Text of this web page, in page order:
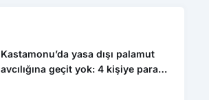
Kastamonu’da yasa dışı palamut
avcılığına geçit yok: 4 kişiye para